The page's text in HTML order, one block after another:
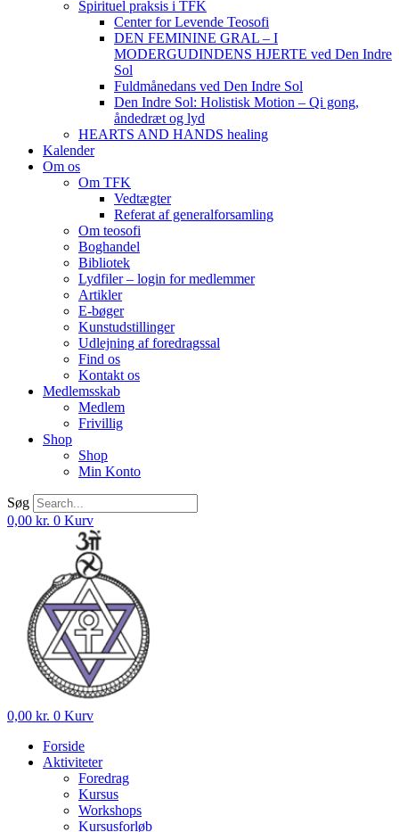
Spirituel praksis i TFK
Center for Levende Teosofi
DEN FEMININE GRAL – I
MODERGUDINDENS HJERTE ved Den Indre
Sol
Fuldmånedans ved Den Indre Sol
Den Indre Sol: Holistisk Motion – Qi gong,
åndedræt og lyd
HEARTS AND HANDS healing
Kalender
Om os
Om TFK
Vedtægter
Referat af generalforsamling
Om teosofi
Boghandel
Bibliotek
Lydfiler – login for medlemmer
Artikler
E-bøger
Kunstudstillinger
Udlejning af foredragssal
Find os
Kontakt os
Medlemsskab
Medlem
Frivillig
Shop
Shop
Min Konto
Søg
0,00 kr. 0 Kurv
0,00 kr. 0 Kurv
Forside
Aktiviteter
Foredrag
Kursus
Workshops
Kursusforløb